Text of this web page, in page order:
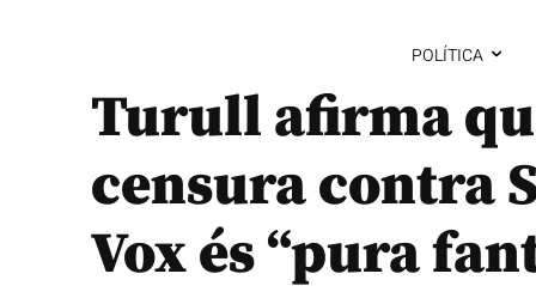
POLÍTICA
Turull afirma
censura contra
Vox és “pura